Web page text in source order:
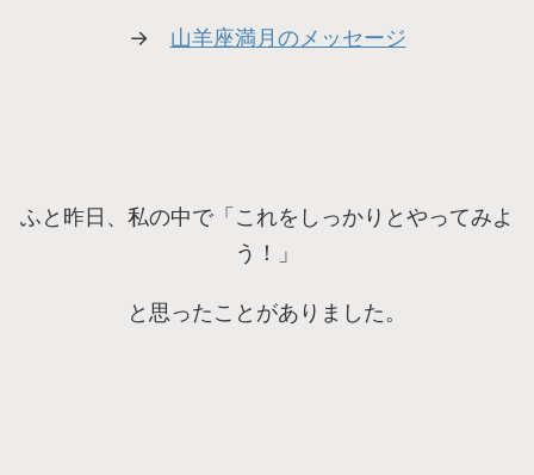
→ 山羊座満月のメッセージ
ふと昨日、私の中で「これをしっかりとやってみよ
う！」
と思ったことがありました。